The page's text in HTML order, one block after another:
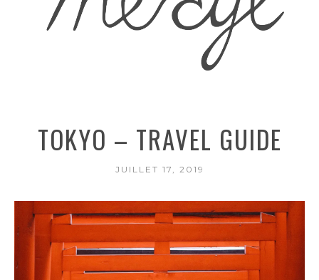
TOKYO – TRAVEL GUIDE
JUILLET 17, 2019